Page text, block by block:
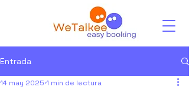
Entrada
14 may 2025 1 min de lectura